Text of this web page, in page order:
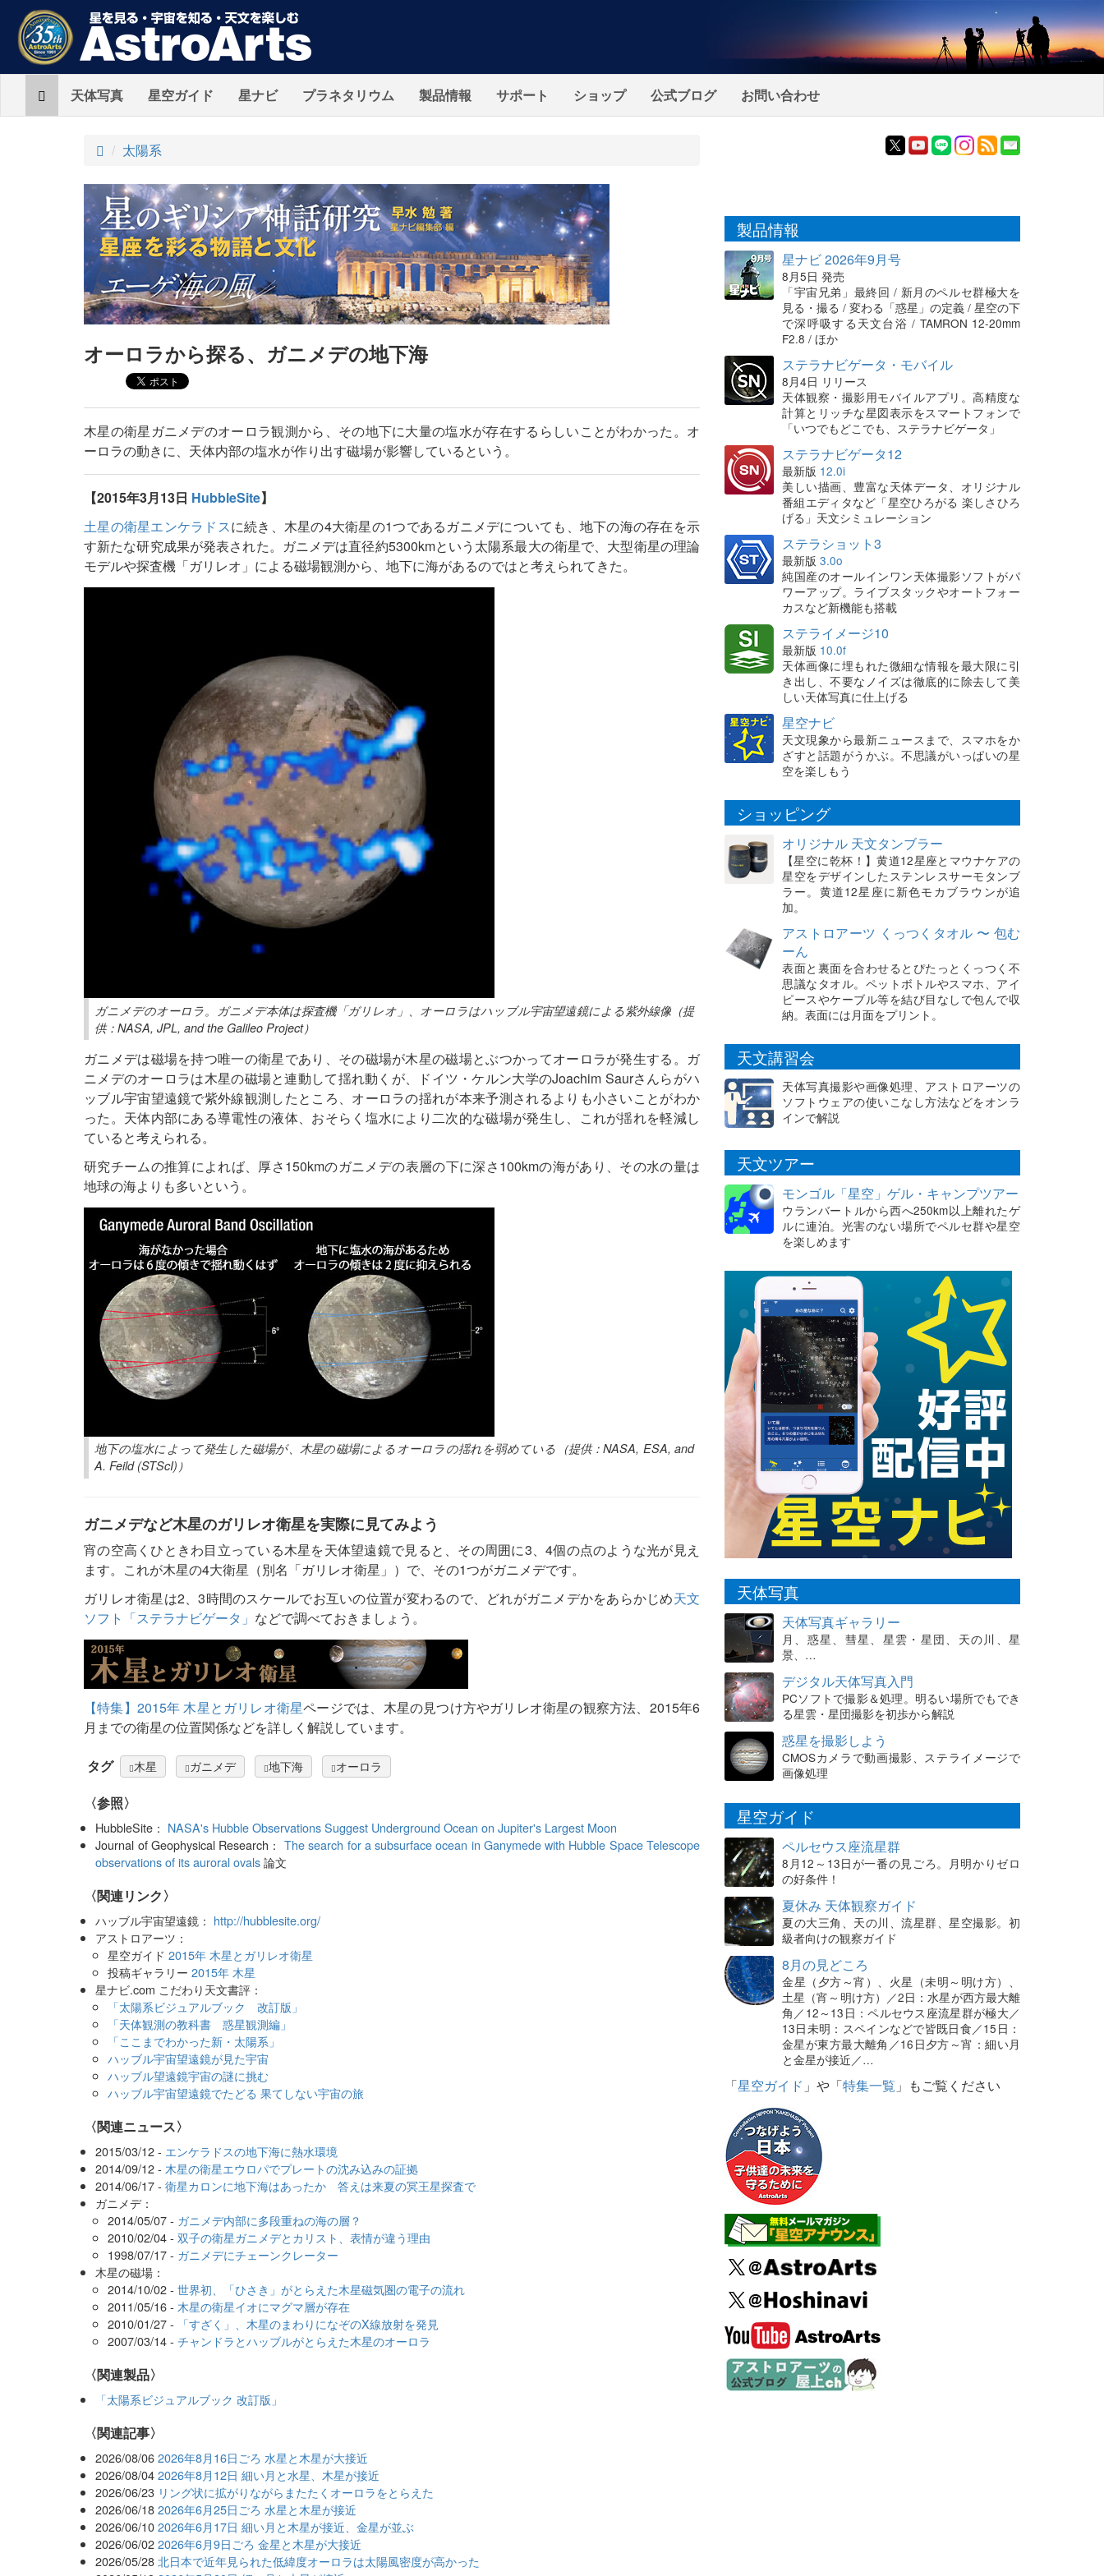
Home天体写真 星空ガイド 星ナビ プラネタリウム 製品情報 サポート ショップ 公式ブログ お問い合わせ
ト
プ
太陽系
オーロラから探る、ガニメデの地下海
木星の衛星ガニメデのオーロラ観測から、その地下に大量の塩水が存在するらしいことがわかった。オ
ーロラの動きに、天体内部の塩水が作り出す磁場が影響しているという。
【2015年3月13日 HubbleSite】
土星の衛星エンケラドスに続き、木星の4大衛星の1つであるガニメデについても、地下の海の存在を示
す新たな研究成果が発表された。ガニメデは直径約5300kmという太陽系最大の衛星で、大型衛星の理論
モデルや探査機「ガリレオ」による磁場観測から、地下に海があるのではと考えられてきた。
ガニメデのオーロラ。ガニメデ本体は探査機「ガリレオ」、オーロラはハッブル宇宙望遠鏡による紫外線像（提
供：NASA, JPL, and the Galileo Project）
ガニメデは磁場を持つ唯一の衛星であり、その磁場が木星の磁場とぶつかってオーロラが発生する。ガ
ニメデのオーロラは木星の磁場と連動して揺れ動くが、ドイツ・ケルン大学のJoachim Saurさんらがハ
ッブル宇宙望遠鏡で紫外線観測したところ、オーロラの揺れが本来予測されるよりも小さいことがわか
った。天体内部にある導電性の液体、おそらく塩水により二次的な磁場が発生し、これが揺れを軽減し
ていると考えられる。
研究チームの推算によれば、厚さ150kmのガニメデの表層の下に深さ100kmの海があり、その水の量は
地球の海よりも多いという。
地下の塩水によって発生した磁場が、木星の磁場によるオーロラの揺れを弱めている（提供：NASA, ESA, and
A. Feild (STScI)）
ガニメデなど木星のガリレオ衛星を実際に見てみよう
宵の空高くひときわ目立っている木星を天体望遠鏡で見ると、その周囲に3、4個の点のような光が見え
ます。これが木星の4大衛星（別名「ガリレオ衛星」）で、その1つがガニメデです。
ガリレオ衛星は2、3時間のスケールでお互いの位置が変わるので、どれがガニメデかをあらかじめ天文
ソフト「ステラナビゲータ」 などで調べておきましょう。
【特集】2015年 木星とガリレオ衛星ページでは、木星の見つけ方やガリレオ衛星の観察方法、2015年6
月までの衛星の位置関係などを詳しく解説しています。
タグ 木星 ガニメデ 地下海 オーロラ
〈参照〉
HubbleSite： NASA's Hubble Observations Suggest Underground Ocean on Jupiter's Largest Moon
Journal of Geophysical Research：The search for a subsurface ocean in Ganymede with Hubble Space Telescope
observations of its auroral ovals論文
〈関連リンク〉
ハッブル宇宙望遠鏡： http://hubblesite.org/
アストロアーツ：
星空ガイド 2015年 木星とガリレオ衛星
投稿ギャラリー 2015年 木星
星ナビ.com こだわり天文書評：
「太陽系ビジュアルブック 改訂版」
「天体観測の教科書 惑星観測編」
「ここまでわかった新・太陽系」
ハッブル宇宙望遠鏡が見た宇宙
ハッブル望遠鏡宇宙の謎に挑む
ハッブル宇宙望遠鏡でたどる 果てしない宇宙の旅
〈関連ニュース〉
2015/03/12 - エンケラドスの地下海に熱水環境
2014/09/12 - 木星の衛星エウロパでプレートの沈み込みの証拠
2014/06/17 -衛星カロンに地下海はあったか 答えは来夏の冥王星探査で
ガニメデ：
2014/05/07 - ガニメデ内部に多段重ねの海の層？
2010/02/04 - 双子の衛星ガニメデとカリスト、表情が違う理由
1998/07/17 - ガニメデにチェーンクレーター
木星の磁場：
2014/10/02 - 世界初、「ひさき」がとらえた木星磁気圏の電子の流れ
2011/05/16 - 木星の衛星イオにマグマ層が存在
2010/01/27 -
「すざく」、木星のまわりになぞのX線放射を発見
2007/03/14 - チャンドラとハッブルがとらえた木星のオーロラ
〈関連製品〉
「太陽系ビジュアルブック 改訂版」
関連記事
2026/08/06 2026年8月16日ごろ 水星と木星が大接近
2026/08/04 2026年8月12日 細い月と水星、木星が接近
2026/06/23 リング状に拡がりながらまたたくオーロラをとらえた
2026/06/18 2026年6月25日ごろ 水星と木星が接近
2026/06/10 2026年6月17日 細い月と木星が接近、金星が並ぶ
2026/06/02 2026年6月9日ごろ 金星と木星が大接近
2026/05/28 北日本で近年見られた低緯度オーロラは太陽風密度が高かった
製品情報
星ナビ 2026年9月号
8月5日 発売
「宇宙兄弟」最終回 / 新月のペルセ群極大を
見る・撮る / 変わる「惑星」の定義 / 星空の下
で深呼吸する天文台浴 / TAMRON 12-20mm
F2.8 / ほか
ステラナビゲータ・モバイル
8月4日 リリース
天体観察・撮影用モバイルアプリ。高精度な
計算とリッチな星図表示をスマートフォンで
「いつでもどこでも、ステラナビゲータ」
ステラナビゲータ12
最新版 12.0i
美しい描画、豊富な天体データ、オリジナル
番組エディタなど「星空ひろがる 楽しさひろ
げる」天文シミュレーション
ステラショット3
最新版 3.0o
純国産のオールインワン天体撮影ソフトがパ
ワーアップ。ライブスタックやオートフォー
カスなど新機能も搭載
ステライメージ10
最新版 10.0f
天体画像に埋もれた微細な情報を最大限に引
き出し、不要なノイズは徹底的に除去して美
しい天体写真に仕上げる
星空ナビ
天文現象から最新ニュースまで、スマホをか
ざすと話題がうかぶ。不思議がいっぱいの星
空を楽しもう
ショッピング
オリジナル 天文タンブラー
【星空に乾杯！】黄道12星座とマウナケアの
星空をデザインしたステンレスサーモタンブ
ラー。黄道12星座に新色モカブラウンが追
加。
アストロアーツ くっつくタオル 〜 包む
ーん
表面と裏面を合わせるとぴたっとくっつく不
思議なタオル。ペットボトルやスマホ、アイ
ピースやケーブル等を結び目なしで包んで収
納。表面には月面をプリント。
天文講習会
天体写真撮影や画像処理、アストロアーツの
ソフトウェアの使いこなし方法などをオンラ
インで解説
天文ツアー
モンゴル「星空」ゲル・キャンプツアー
ウランバートルから西へ250km以上離れたゲ
ルに連泊。光害のない場所でペルセ群や星空
を楽しめます
天体写真
天体写真ギャラリー
月、惑星、彗星、星雲・星団、天の川、星
景、…
デジタル天体写真入門
PCソフトで撮影＆処理。明るい場所でもでき
る星雲・星団撮影を初歩から解説
惑星を撮影しよう
CMOSカメラで動画撮影、ステライメージで
画像処理
星空ガイド
ペルセウス座流星群
8月12～13日が一番の見ごろ。月明かりゼロ
の好条件！
夏休み 天体観察ガイド
夏の大三角、天の川、流星群、星空撮影。初
級者向けの観察ガイド
8月の見どころ
金星（夕方～宵）、火星（未明～明け方）、
土星（宵～明け方）／2日：水星が西方最大離
角／12～13日：ペルセウス座流星群が極大／
13日未明：スペインなどで皆既日食／15日：
金星が東方最大離角／16日夕方～宵：細い月
と金星が接近／…
「星空ガイド 」や「特集一覧 」もご覧ください